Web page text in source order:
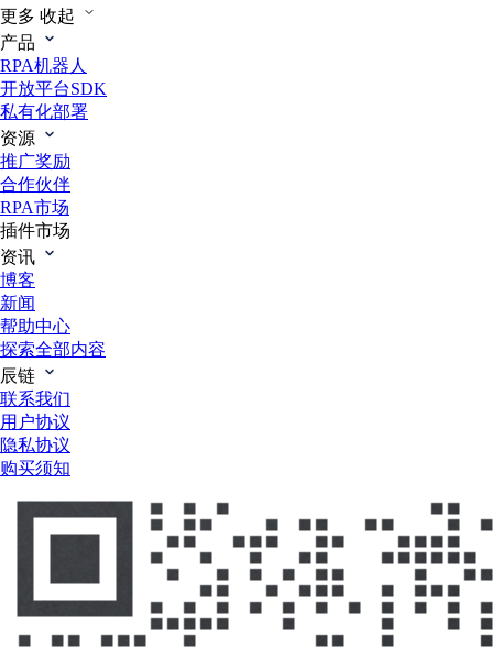
更多 收起
产品
RPA机器人
开放平台SDK
私有化部署
资源
推广奖励
合作伙伴
RPA市场
插件市场
资讯
博客
新闻
帮助中心
探索全部内容
辰链
联系我们
用户协议
隐私协议
购买须知